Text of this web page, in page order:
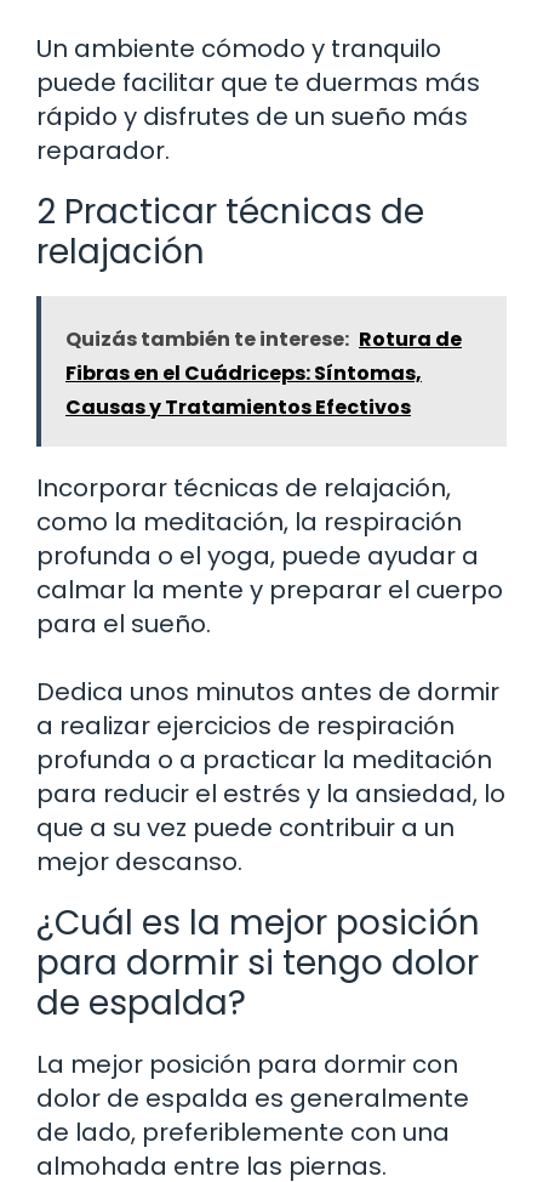
Un ambiente cómodo y tranquilo
puede facilitar que te duermas más
rápido y disfrutes de un sueño más
reparador.
2 Practicar técnicas de
relajación
Quizás también te interese: Rotura de
Fibras en el Cuádriceps: Síntomas,
Causas y Tratamientos Efectivos
Incorporar técnicas de relajación,
como la meditación, la respiración
profunda o el yoga, puede ayudar a
calmar la mente y preparar el cuerpo
para el sueño.
Dedica unos minutos antes de dormir
a realizar ejercicios de respiración
profunda o a practicar la meditación
para reducir el estrés y la ansiedad, lo
que a su vez puede contribuir a un
mejor descanso.
¿Cuál es la mejor posición
para dormir si tengo dolor
de espalda?
La mejor posición para dormir con
dolor de espalda es generalmente
de lado, preferiblemente con una
almohada entre las piernas.